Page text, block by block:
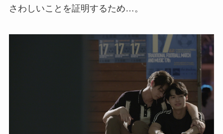
さわしいことを証明するため…。